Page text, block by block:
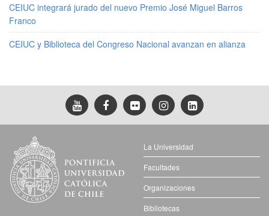
CEIUC integrará jurado del nuevo Premio José Miguel Barros
Franco
CEIUC y Biblioteca del Congreso Nacional avanzan en alianza
La Universidad
Facultades
Organizaciones
Bibliotecas